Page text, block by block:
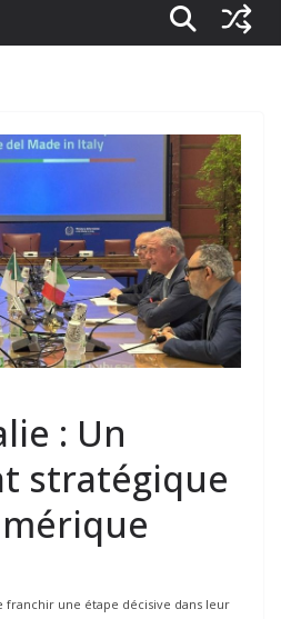
: Un
stratégique
franchir une étape décisive dans leur